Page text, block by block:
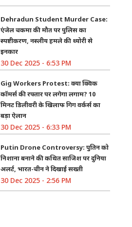
Dehradun Student Murder Case:
एंजेल चकमा की मौत पर पुलिस का
स्पष्टीकरण, नस्लीय हमले की थ्योरी से
इनकार
30 Dec 2025 - 6:53 PM
Gig Workers Protest: क्या क्विक
कॉमर्स की रफ्तार पर लगेगा लगाम? 10
मिनट डिलीवरी के खिलाफ गिग वर्कर्स का
बड़ा ऐलान
30 Dec 2025 - 6:33 PM
Putin Drone Controversy: पुतिन को
निशाना बनाने की कथित साजिश पर दुनिया
अलर्ट, भारत-चीन ने दिखाई सख्ती
30 Dec 2025 - 2:56 PM